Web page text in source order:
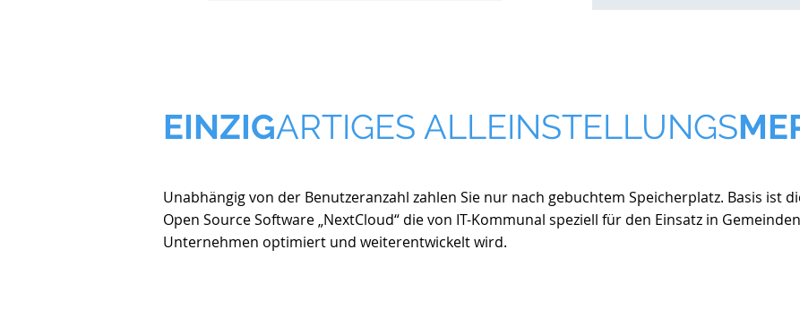
EINZIGARTIGES ALLEINSTELLUNGS
Unabhängig von der Benutzeranzahl zahlen Sie nur nach gebuchtem Speicherplatz. Basis ist
Open Source Software „NextCloud“ die von IT-Kommunal speziell für den Einsatz in
Unternehmen optimiert und weiterentwickelt wird.